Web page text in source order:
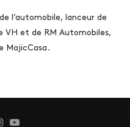
l’automobile, lanceur de
VH et de RM Automobiles,
MajicCasa.